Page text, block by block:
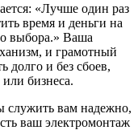
«Лучше один раз
время и деньги на
выбора.» Ваша
и грамотный
долго и без сбоев,
бизнеса.
служить вам надежно,
ваш электромонтаж